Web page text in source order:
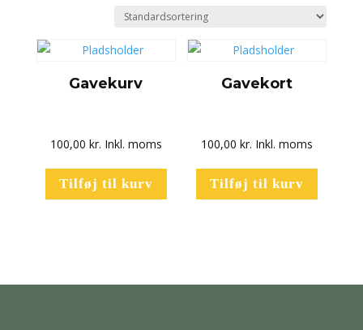
Gavekurv
100,00 kr. Inkl. moms
Tilføj til kurv
Gavekort
100,00kr. Inkl. moms
Tilføj til kurv